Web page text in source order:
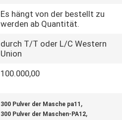
Es hängt von der bestellt zu
werden ab Quantität.
durch T/T oder L/C Western
Union
100.000,00
300 Pulver der Masche pa11 ,
300 Pulver der Maschen-PA12,